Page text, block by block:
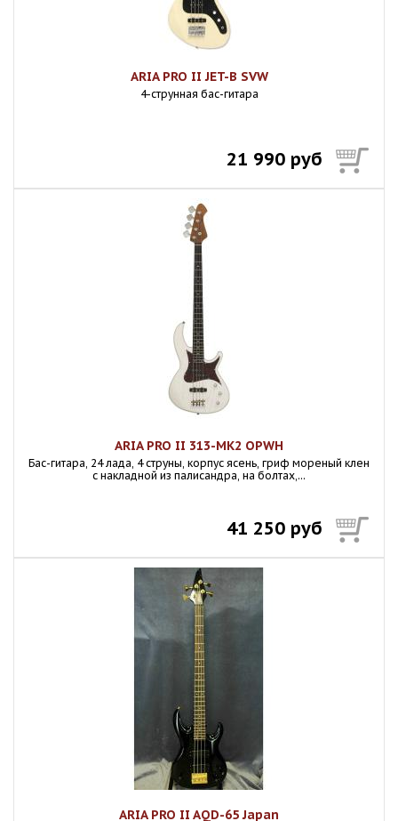
ARIA PRO II JET-B SVW
4-струнная бас-гитара
21 990 руб
ARIA PRO II 313-MK2 OPWH
Бас-гитара, 24 лада, 4 струны, корпус ясень, гриф мореный клен
с накладной из палисандра, на болтах,...
41 250 руб
ARIA PRO II AQD-65 Japan